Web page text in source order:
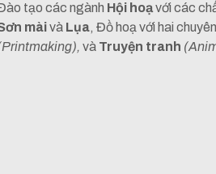
tạo các ngành Hội hoạvới các
màivà Lụa, Đồ hoạ với hai
và Truyện tranh